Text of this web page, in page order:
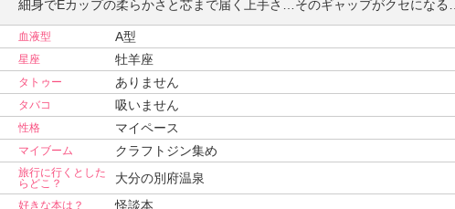
細身でEカップの柔らかさと芯まで届く上手さ…そのギャップがクセになる…
血液型 A型
星座 牡羊座
タトゥー ありません
タバコ 吸いません
性格 マイペース
マイブーム クラフトジン集め
旅行に行くとした
らどこ？
大分の別府温泉
好きな本は？ 怪談本